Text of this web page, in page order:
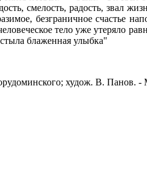
смелость, радость, звал
безграничное счастье
тело уже утеряло
блаженная улыбка"
худож. В. Панов.